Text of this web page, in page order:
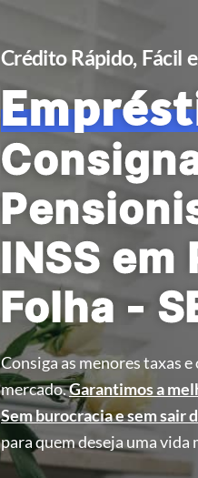
Crédito Rápido, Fácil
INSS em
Folha -
Consiga as menores taxas
mercado.Garantimos a
Sem burocracia e sem sair
para quem deseja uma